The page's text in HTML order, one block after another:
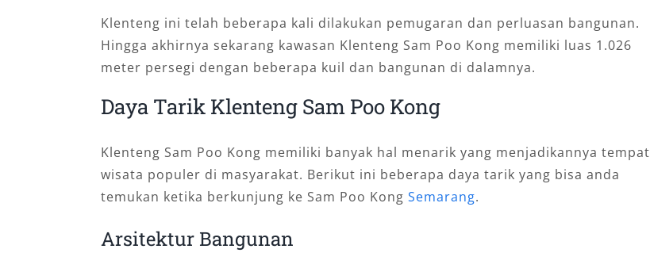
Klenteng ini telah beberapa kali dilakukan pemugaran dan perluasan bangunan.
Hingga akhirnya sekarang kawasan Klenteng Sam Poo Kong memiliki luas 1.026
meter persegi dengan beberapa kuil dan bangunan di dalamnya.
Daya Tarik Klenteng Sam Poo Kong
Klenteng Sam Poo Kong memiliki banyak hal menarik yang menjadikannya tempat
wisata populer di masyarakat. Berikut ini beberapa daya tarik yang bisa anda
temukan ketika berkunjung ke Sam Poo Kong Semarang.
Arsitektur Bangunan